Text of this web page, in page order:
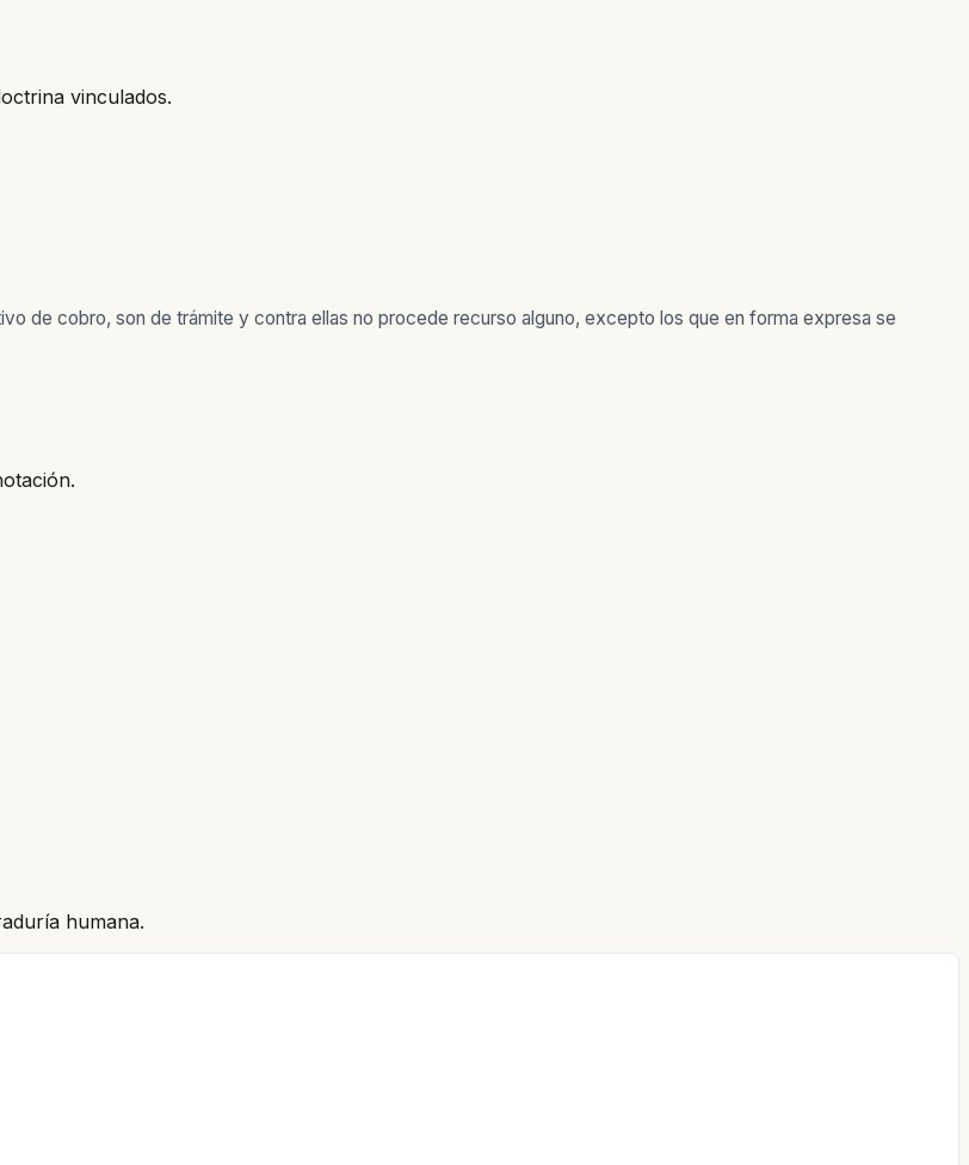
vinculados.
de cobro, son de trámite y contra ellas no procede recurso alguno, excepto los que en forma expresa se
humana.